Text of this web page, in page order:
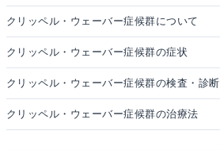
クリッペル・ウェーバー症候群について
クリッペル・ウェーバー症候群の症状
クリッペル・ウェーバー症候群の検査・診断
クリッペル・ウェーバー症候群の治療法